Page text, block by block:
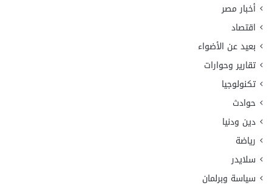
أخبار مصر
اقتصاد
بعيد عن الأضواء
تقارير وحوارات
تكنولوجيا
حوادث
دين ودنيا
رياضة
سلايدر
سياسة وبرلمان